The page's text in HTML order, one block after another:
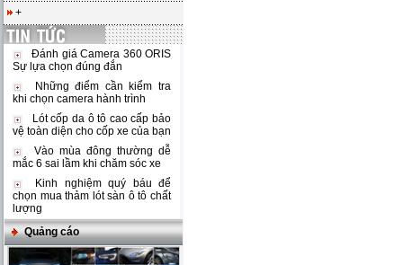
+
Đánh giá Camera 360 ORIS
Sự lựa chọn đúng đắn
Những điểm cần kiểm tra
khi chọn camera hành trình
Lót cốp da ô tô cao cấp bảo
vệ toàn diện cho cốp xe của bạn
Vào mùa đông thường dễ
mắc 6 sai lầm khi chăm sóc xe
Kinh nghiệm quý báu để
chọn mua thảm lót sàn ô tô chất
lượng
Quảng cáo